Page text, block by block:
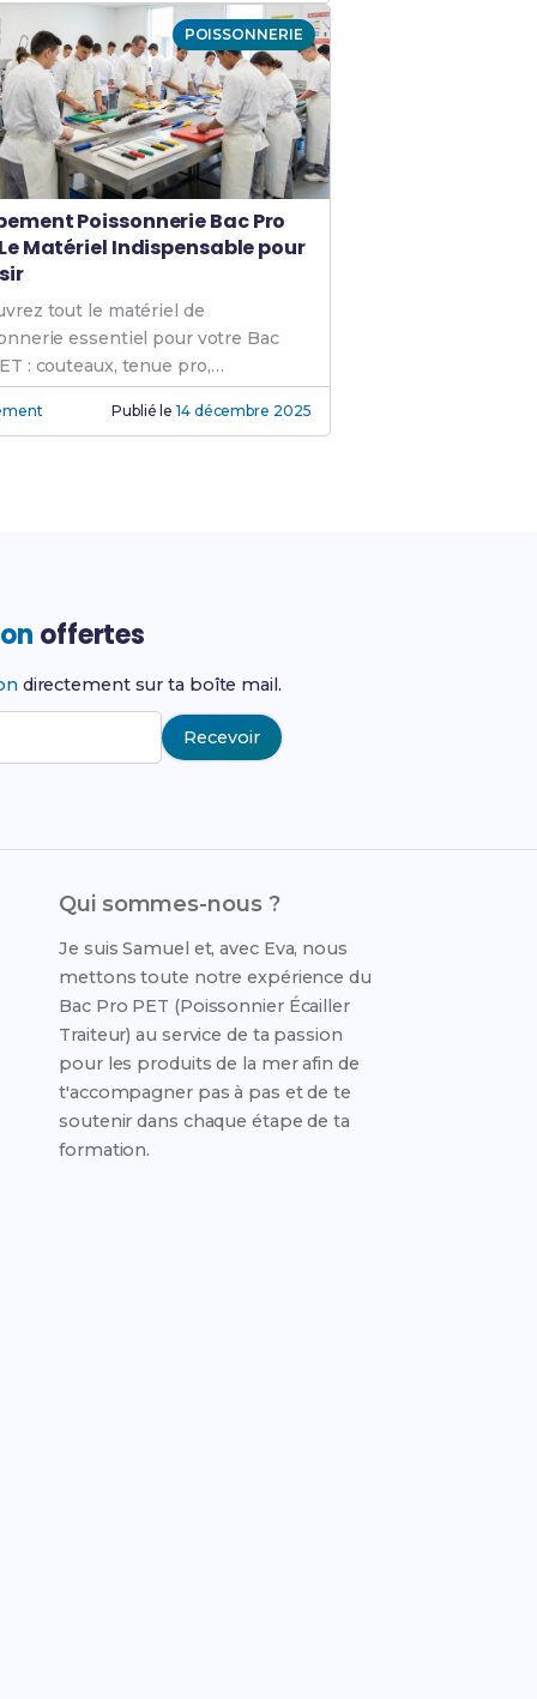
POISSONNERIE
Poissonnerie Bac Pro
Le Matériel Indispensable pour
tout le matériel de
essentiel pour votre Bac
: couteaux, tenue pro,
d'hygiène et conseils
Publié le14 décembre 2025
offertes
directement sur ta boîte mail.
Recevoir
Qui sommes-nous ?
Je suis Samuel et, avec Eva, nous
mettons toute notre expérience du
Bac Pro PET (Poissonnier Écailler
Traiteur) au service de ta passion
pour les produits de la mer afin de
t'accompagner pas à pas et de te
soutenir dans chaque étape de ta
formation.